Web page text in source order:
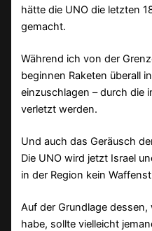
hätte die UNO die letzten
gemacht.
Während ich von der
beginnen Raketen überall
einzuschlagen – durch die
verletzt werden.
Und auch das Geräusch
Die UNO wird jetzt Israel
in der Region kein
Auf der Grundlage
habe, sollte vielleicht